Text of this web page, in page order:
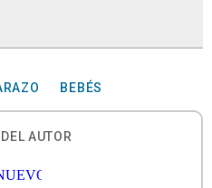
BEBÉS
AUTOR